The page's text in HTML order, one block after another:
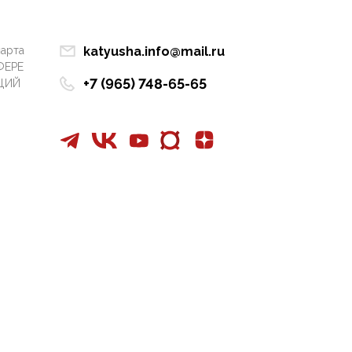
ценностей: «Новые
люди» поднимают
электорат феминисток
на битву с
katyusha.info@mail.ru
+7 (965) 748-65-65